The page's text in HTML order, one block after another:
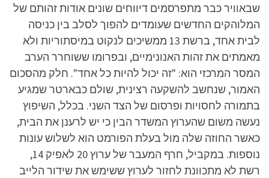
שבאוויר כבר מתפרסמים דיווחים שונים אודות זהותם של
המלוהקים החדשים שעומדים להפוך לסלב בין כניסה
לבית אחד, ברשת 13 ממשיכים לנקוט במיסתוריות ולא
מאמתים את זהות האנונימיים, ובפרומו ששוחרר הערב
המסר המרכזי הוא: "זה יכול להיות כל אחד". חלק מהסכום
האמור, שנחשב להשקעה רצינית, שולם כבארטר שמגיע
בתמורה לחסויות ופרסום של הצד השני. בכלל, השיפוץ
נעשה משום שהערוץ המשדר הבין כי יש לרענן את הבית,
כאשר החוזה שלה מול בעלת הפורמט הוא לשלוש עונות
נוספות. במקביל, חרף המעבר של ערוץ 20 לאפיק 14,
רשת לא מתכוונת לחזור לערוץ ששימש את שידור הלייב